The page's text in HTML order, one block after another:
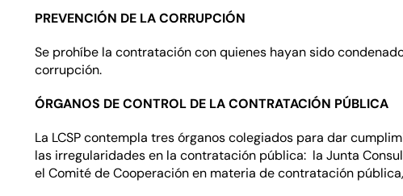
PREVENCIÓN DE LA CORRUPCIÓN
Se prohíbe la contratación con quienes hayan sido
corrupción.
ÓRGANOS DE CONTROL DE LA CONTRATACIÓN PÚBLICA
La LCSP contempla tres órganos colegiados para dar
las irregularidades en la contratación pública: la Junta
el Comité de Cooperación en materia de contratación